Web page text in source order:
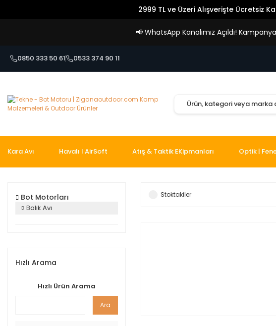
2999 TL ve Üzeri Alışverişte Ücretsiz
📢 WhatsApp Kanalımız Açıldı!
0850 333 50 61 0533 374 90 11
Kara Avı Havalı I AirSoft Atış & Taktik EKipmanları Optik |
Bot Motorları
Balık Avı
Hızlı Arama
Hızlı Ürün Arama
Ara
Stoktakiler